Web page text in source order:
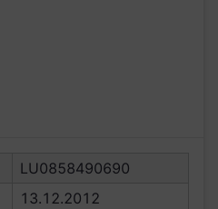
LU0858490690
13.12.2012